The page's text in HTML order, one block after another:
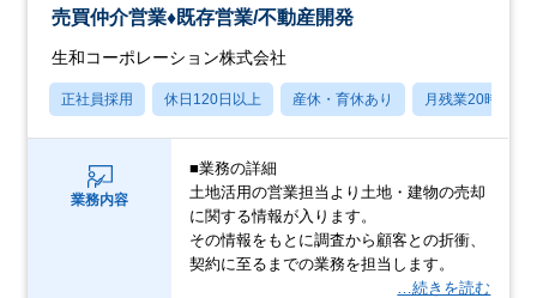
売買仲介営業♦既存営業/不動産開発
生和コーポレーション株式会社
正社員採用 休日120日以上 産休・育休あり 月残業20時間以
業務内容
■業務の詳細
土地活用の営業担当より土地・建物の売却
に関する情報が入ります。
その情報をもとに調査から顧客との折衝、
契約に至るまでの業務を担当します。
…続きを読む